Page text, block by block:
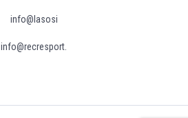
info@lasosi
info@recresport.